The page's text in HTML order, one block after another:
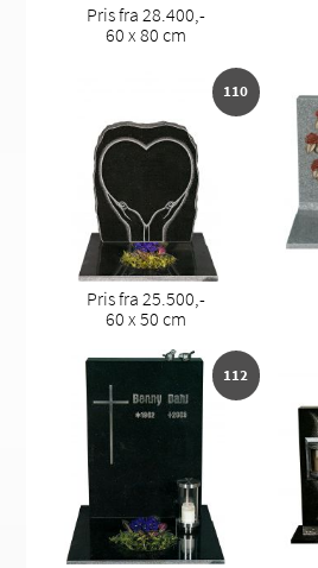
Pris fra 28.400,-
60 x 80 cm
110
Pris fra 25.500,-
60 x 50 cm
112